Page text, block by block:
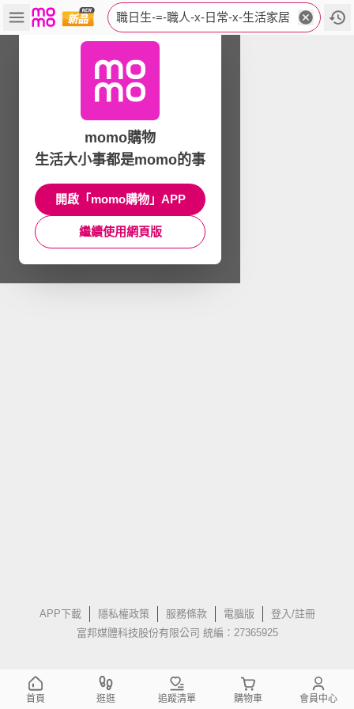
職日生-=-職人-x-日常-x-生活家居
APP下載 隱私權政策 服務條款 電腦版
登入/註冊
富邦媒體科技股份有限公司 統編：27365925
momo購物
生活大小事都是momo的事
開啟「momo購物」APP
繼續使用網頁版
首頁 逛逛 追蹤清單 購物車 會員中心